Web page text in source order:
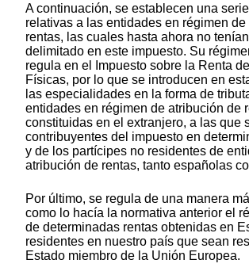
A continuación, se establecen una
relativas a las entidades en régimen
rentas, las cuales hasta ahora no
delimitado en este impuesto. Su
regula en el Impuesto sobre la Renta
Físicas, por lo que se introducen en
las especialidades en la forma de
entidades en régimen de atribución de
constituidas en el extranjero, a las que
contribuyentes del impuesto en
y de los partícipes no residentes de
atribución de rentas, tanto españolas
Por último, se regula de una manera
como lo hacía la normativa anterior el
de determinadas rentas obtenidas en
residentes en nuestro país que sean
Estado miembro de la Unión Europea.